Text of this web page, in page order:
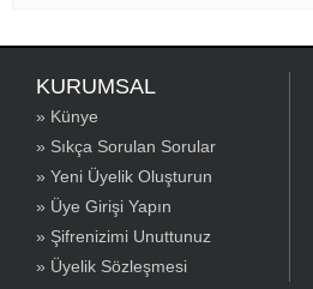
KURUMSAL
» Künye
» Sıkça Sorulan Sorular
» Yeni Üyelik Oluşturun
» Üye Girişi Yapın
» Şifrenizimi Unuttunuz
» Üyelik Sözleşmesi